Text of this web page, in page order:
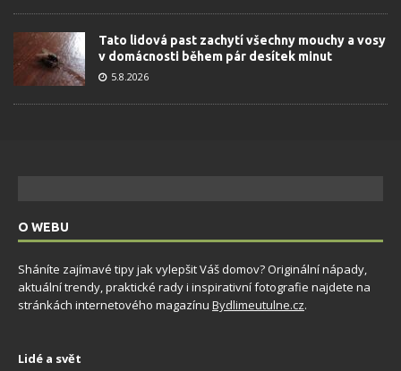
Tato lidová past zachytí všechny mouchy a vosy
v domácnosti během pár desítek minut
5.8.2026
O WEBU
Sháníte zajímavé tipy jak vylepšit Váš domov? Originální nápady,
aktuální trendy, praktické rady i inspirativní fotografie najdete na
stránkách internetového magazínu Bydlimeutulne.cz.
Lidé a svět